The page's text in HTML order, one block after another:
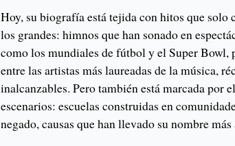
Hoy, su biografía está tejida con hitos que solo
los grandes: himnos que han sonado en
como los mundiales de fútbol y el Super Bowl,
entre las artistas más laureadas de la música,
inalcanzables. Pero también está marcada por
escenarios: escuelas construidas en
negado, causas que han llevado su nombre